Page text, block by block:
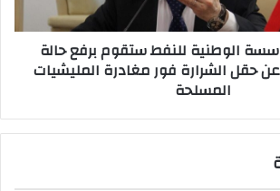
الوطنية للنفط ستقوم برفع حالة
حقل الشرارة فور مغادرة المليشيات
المسلحة